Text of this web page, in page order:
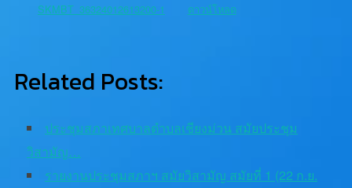
SKMBT_36324012613200-1 ดาวน์โหลด
Related Posts:
ประชุมสภาเทศบาลตำบลเชียงม่วน สมัยประชุม
วิสามัญ…
รายงานประชุมสภาฯ สมัยวิสามัญ สมัยที่ 1 (22 ก.ย.